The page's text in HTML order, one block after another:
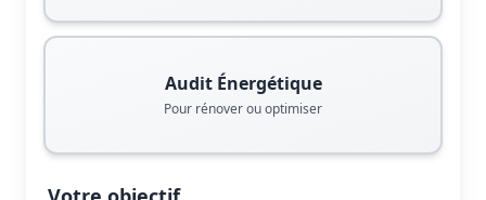
Audit Énergétique
Pour rénover ou optimiser